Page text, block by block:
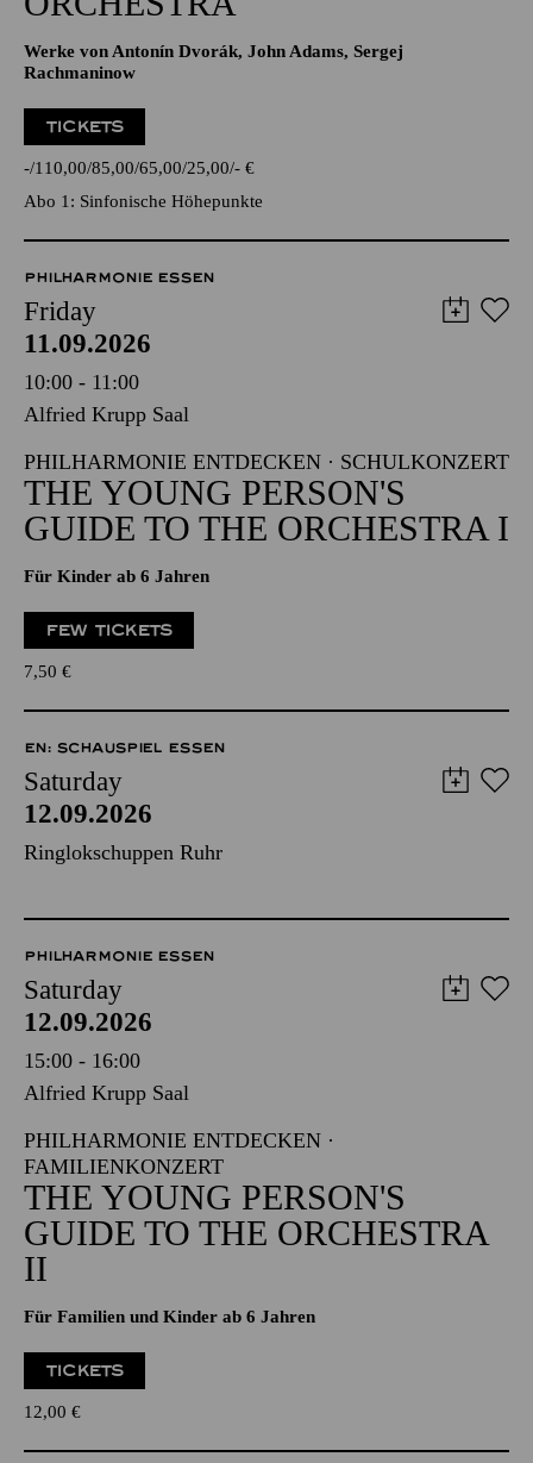
Werke von Antonín Dvorák, John Adams, Sergej
Rachmaninow
TICKETS
- 110,00 85,00 65,00 25,00 - €
Abo 1: Sinfonische Höhepunkte
PHILHARMONIE ESSEN
Friday
11.09.2026
10:00 - 11:00
Alfried Krupp Saal
PHILHARMONIE ENTDECKEN · SCHULKONZERT
THE YOUNG PERSON'S
GUIDE TO THE ORCHESTRA I
Für Kinder ab 6 Jahren
FEW TICKETS
7,50 €
EN: SCHAUSPIEL ESSEN
Saturday
12.09.2026
Ringlokschuppen Ruhr
PHILHARMONIE ESSEN
Saturday
12.09.2026
15:00 - 16:00
Alfried Krupp Saal
PHILHARMONIE ENTDECKEN ·
FAMILIENKONZERT
THE YOUNG PERSON'S
GUIDE TO THE ORCHESTRA
II
Für Familien und Kinder ab 6 Jahren
TICKETS
12,00 €